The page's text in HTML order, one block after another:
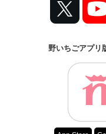
野いちごアプリ